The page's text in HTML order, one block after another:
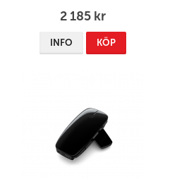
2 185 kr
INFO KÖP